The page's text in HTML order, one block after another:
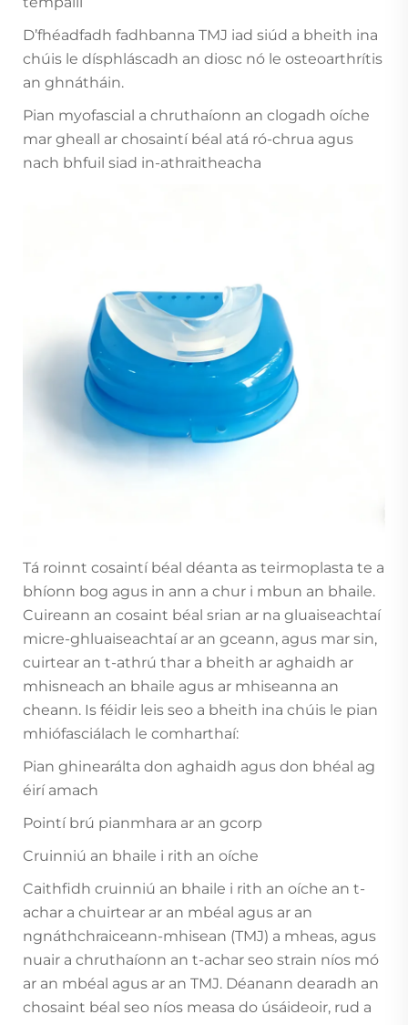
D’fhéadfadh fadhbanna TMJ iad siúd a bheith ina
chúis le dísphláscadh an diosc nó le osteoarthrítis
an ghnátháin.
Pian myofascial a chruthaíonn an clogadh oíche
mar gheall ar chosaintí béal atá ró-chrua agus
nach bhfuil siad in-athraitheacha
Tá roinnt cosaintí béal déanta as teirmoplasta te a
bhíonn bog agus in ann a chur i mbun an bhaile.
Cuireann an cosaint béal srian ar na gluaiseachtaí
micre-ghluaiseachtaí ar an gceann, agus mar sin,
cuirtear an t-athrú thar a bheith ar aghaidh ar
mhisneach an bhaile agus ar mhiseanna an
cheann. Is féidir leis seo a bheith ina chúis le pian
mhiófasciálach le comharthaí:
Pian ghinearálta don aghaidh agus don bhéal ag
éirí amach
Pointí brú pianmhara ar an gcorp
Cruinniú an bhaile i rith an oíche
Caithfidh cruinniú an bhaile i rith an oíche an t-
achar a chuirtear ar an mbéal agus ar an
ngnáthchraiceann-mhisean (TMJ) a mheas, agus
nuair a chruthaíonn an t-achar seo strain níos mó
ar an mbéal agus ar an TMJ. Déanann dearadh an
chosaint béal seo níos measa do úsáideoir, rud a